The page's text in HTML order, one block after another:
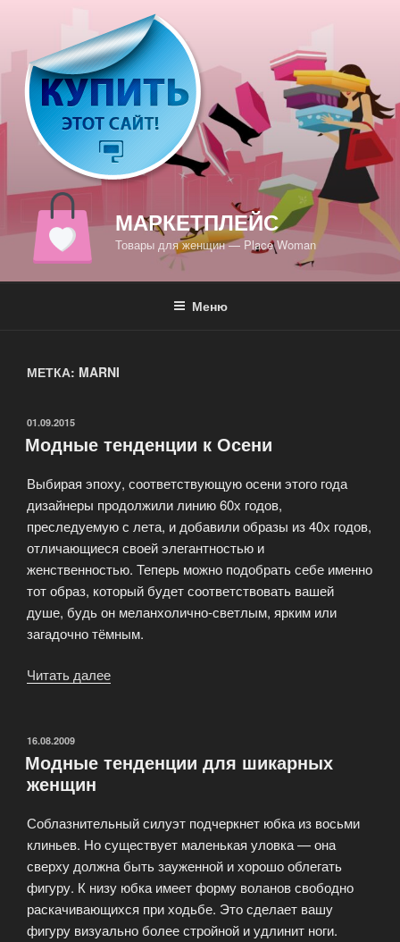
содержимому
МАРКЕТПЛЕЙС
Товары для женщин — Place Woman
Меню
МЕТКА: MARNI
ОПУБЛИКОВАНО
01.09.2015
Модные тенденции к Осени
Выбирая эпоху, соответствующую осени этого года
дизайнеры продолжили линию 60х годов,
преследуемую с лета, и добавили образы из 40х годов,
отличающиеся своей элегантностью и
женственностью. Теперь можно подобрать себе именно
тот образ, который будет соответствовать вашей
душе, будь он меланхолично-светлым, ярким или
загадочно тёмным.
Читать далее
ОПУБЛИКОВАНО
16.08.2009
Модные тенденции для шикарных
женщин
Соблазнительный силуэт подчеркнет юбка из восьми
клиньев. Но существует маленькая уловка — она
сверху должна быть зауженной и хорошо облегать
фигуру. К низу юбка имеет форму воланов свободно
раскачивающихся при ходьбе. Это сделает вашу
фигуру визуально более стройной и удлинит ноги.